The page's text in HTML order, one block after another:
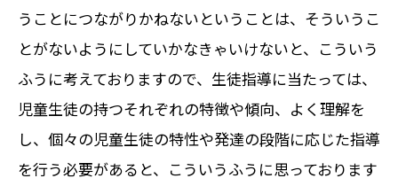
うことにつながりかねないということは、そういうこ
とがないようにしていかなきゃいけないと、こういう
ふうに考えておりますので、生徒指導に当たっては、
児童生徒の持つそれぞれの特徴や傾向、よく理解を
し、個々の児童生徒の特性や発達の段階に応じた指導
を行う必要があると、こういうふうに思っております